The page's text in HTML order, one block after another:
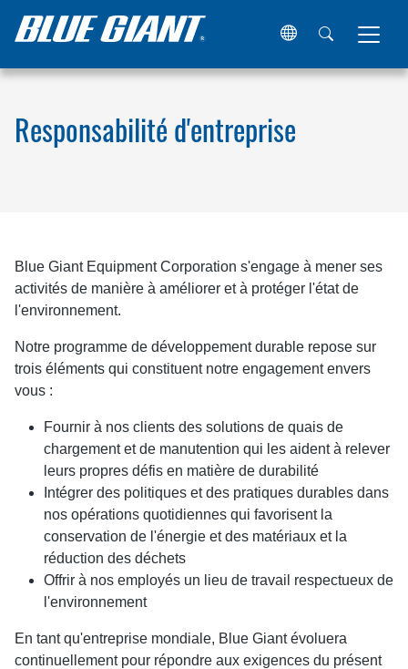
Maison À propos de Blue Giant Responsabilité
Responsabilité d'entreprise
Blue Giant Equipment Corporation s'engage à mener ses
activités de manière à améliorer et à protéger l'état de
l'environnement.
Notre programme de développement durable repose sur
trois éléments qui constituent notre engagement envers
vous :
Fournir à nos clients des solutions de quais de
chargement et de manutention qui les aident à relever
leurs propres défis en matière de durabilité
Intégrer des politiques et des pratiques durables dans
nos opérations quotidiennes qui favorisent la
conservation de l'énergie et des matériaux et la
réduction des déchets
Offrir à nos employés un lieu de travail respectueux de
l'environnement
En tant qu'entreprise mondiale, Blue Giant évoluera
continuellement pour répondre aux exigences du présent